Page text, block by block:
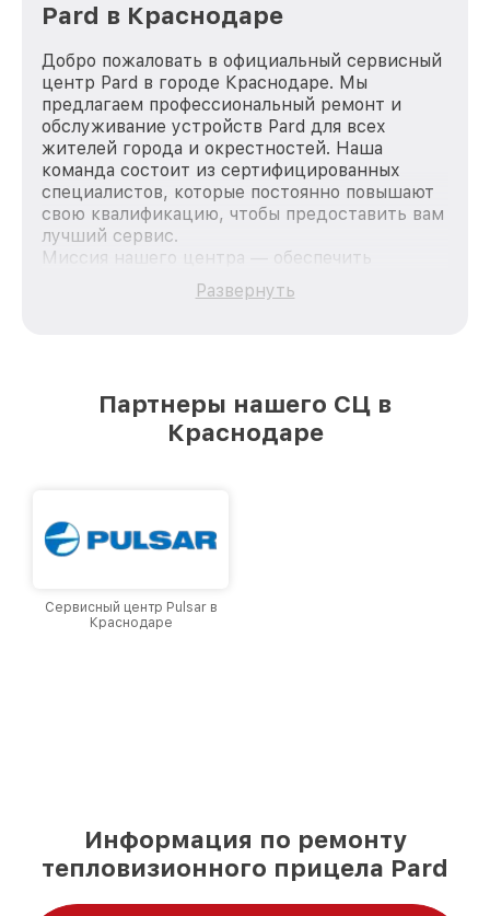
Pard в Краснодаре
Добро пожаловать в официальный сервисный
центр Pard в городе Краснодаре. Мы
предлагаем профессиональный ремонт и
обслуживание устройств Pard для всех
жителей города и окрестностей. Наша
команда состоит из сертифицированных
специалистов, которые постоянно повышают
свою квалификацию, чтобы предоставить вам
лучший сервис.
Миссия нашего центра — обеспечить
качественный и доступный ремонт для
каждого пользователя продукции Pard, вне
лучшим сервисным центром Pard в городе
Краснодаре, постоянно повышая уровень
Развернуть
Партнеры нашего СЦ в
Краснодаре
Сервисный центр Pulsar в
Краснодаре
Информация по ремонту
тепловизионного прицела Pard